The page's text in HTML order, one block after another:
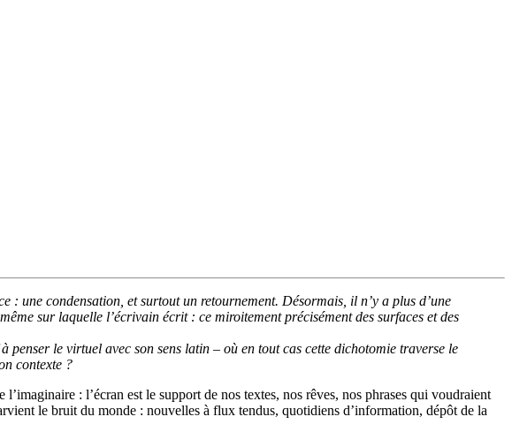
: une condensation, et surtout un retournement. Désormais, il n’y a plus d’une
sur laquelle l’écrivain écrit : ce miroitement précisément des surfaces et des
le virtuel avec son sens latin – où en tout cas cette dichotomie traverse le
contexte ?
: l’écran est le support de nos textes, nos rêves, nos phrases qui voudraient
le bruit du monde : nouvelles à flux tendus, quotidiens d’information, dépôt de la